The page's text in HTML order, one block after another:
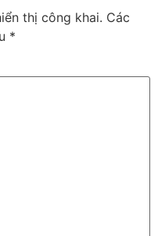
thị công khai. Các
*